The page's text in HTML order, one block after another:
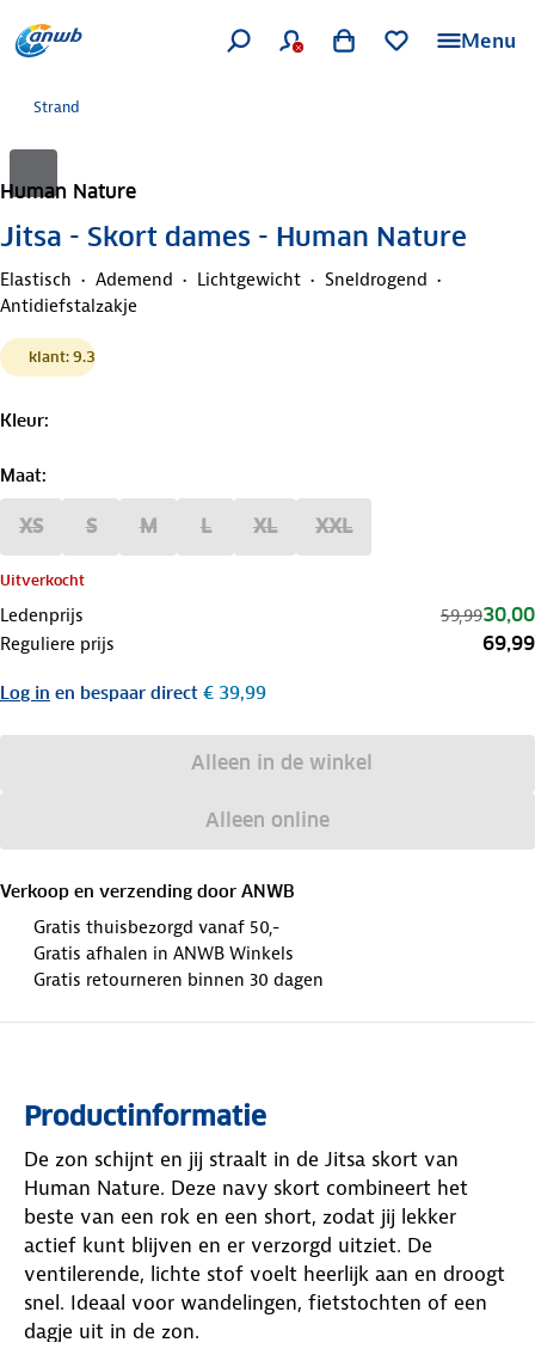
Menu
Strand
Human Nature
Jitsa - Skort dames - Human Nature
Elastisch Ademend Lichtgewicht
Sneldrogend
Antidiefstalzakje
klant: 9.3
Kleur:
Maat:
XS S M L XL XXL
Uitverkocht
Ledenprijs 59,9930,00
Reguliere prijs 69,99
Log in en bespaar direct € 39,99
Alleen in de winkel
Alleen online
Verkoop en verzending door ANWB
Gratis thuisbezorgd vanaf 50,-
Gratis afhalen in ANWB Winkels
Gratis retourneren binnen 30 dagen
Productinformatie
De zon schijnt en jij straalt in de Jitsa skort van
Human Nature. Deze navy skort combineert het
beste van een rok en een short, zodat jij lekker
actief kunt blijven en er verzorgd uitziet. De
ventilerende, lichte stof voelt heerlijk aan en droogt
snel. Ideaal voor wandelingen, fietstochten of een
dagje uit in de zon.